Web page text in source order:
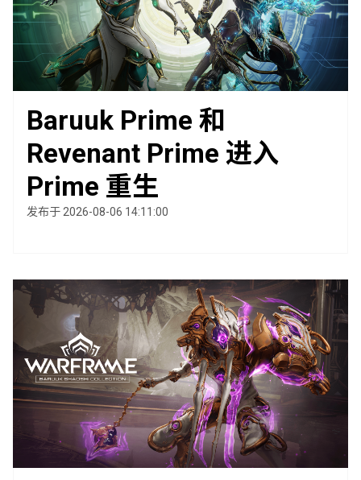
Baruuk Prime 和
Revenant Prime 进入
Prime 重生
发布于 2026-08-06 14:11:00